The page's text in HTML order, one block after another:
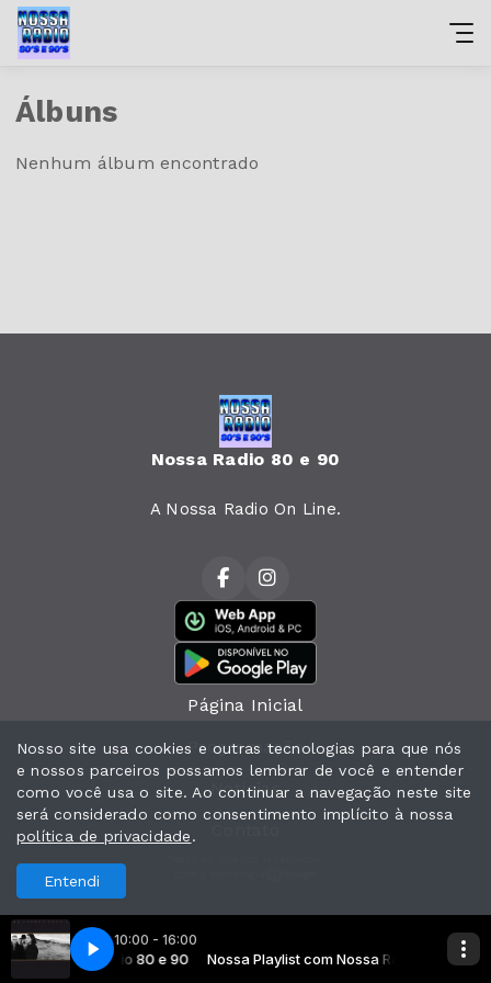
10:00 - 16:00
com Nossa Radio 80 e 90 Nossa Playlist com Nossa Radio 80 e 90
You (Remastered 2007)U2 - With Or Without You (Remastered
Álbuns
Nenhum álbum encontrado
Nossa Radio 80 e 90
A Nossa Radio On Line.
Página Inicial
Programação
Notícias
Nosso site usa cookies e outras tecnologias para que nós
e nossos parceiros possamos lembrar de você e entender
como você usa o site. Ao continuar a navegação neste site
será considerado como consentimento implícito à nossa
política de privacidade.
Entendi